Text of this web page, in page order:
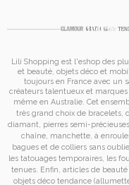
Lili Shopping est l'eshop des
et beauté, objets déco et
toujours en France avec un
créateurs talentueux et
même en Australie. Cet
très grand choix de bracelets ,
diamant, pierres semi-
chaîne, manchette, à
bagues et de colliers sans
les tatouages temporaires, les
tenues. Enfin, articles de
objets déco tendance